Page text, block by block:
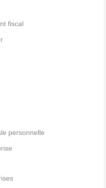
fiscal
personnelle